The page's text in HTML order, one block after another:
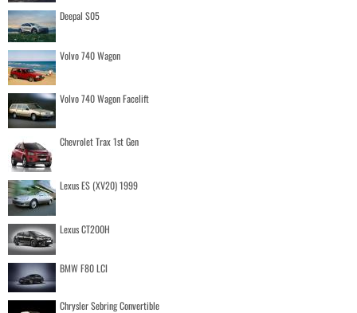
Deepal S05
Volvo 740 Wagon
Volvo 740 Wagon Facelift
Chevrolet Trax 1st Gen
Lexus ES (XV20) 1999
Lexus CT200H
BMW F80 LCI
Chrysler Sebring Convertible